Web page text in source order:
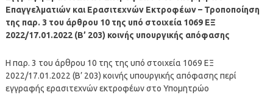
Επαγγελματιών και Ερασιτεχνών Εκτροφέων – Τροποποίηση
της παρ. 3 του άρθρου 10 της υπό στοιχεία 1069 ΕΞ
2022/17.01.2022 (Β’ 203) κοινής υπουργικής απόφασης
Η παρ. 3 του άρθρου 10 της της υπό στοιχεία 1069 ΕΞ
2022/17.01.2022 (Β’ 203) κοινής υπουργικής απόφασης περί
εγγραφής ερασιτεχνών εκτροφέων στο Υπομητρώο